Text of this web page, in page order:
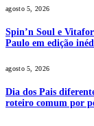
agosto 5, 2026
Spin’n Soul e
Paulo em edição
agosto 5, 2026
Dia dos Pais
roteiro comum por